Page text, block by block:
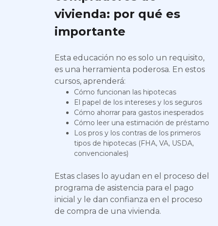
vivienda: por qué es
importante
Esta educación no es solo un requisito,
es una herramienta poderosa. En estos
cursos, aprenderá:
Cómo funcionan las hipotecas
El papel de los intereses y los seguros
Cómo ahorrar para gastos inesperados
Cómo leer una estimación de préstamo
Los pros y los contras de los primeros
tipos de hipotecas (FHA, VA, USDA,
convencionales)
Estas clases lo ayudan en el proceso del
programa de asistencia para el pago
inicial y le dan confianza en el proceso
de compra de una vivienda.